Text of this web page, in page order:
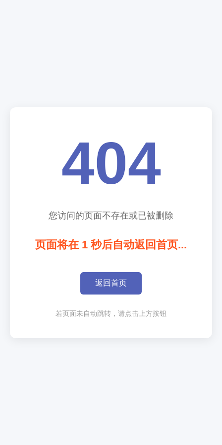
404
您访问的页面不存在或已被删除
页面将在 1 秒后自动返回首页...
返回首页
若页面未自动跳转，请点击上方按钮